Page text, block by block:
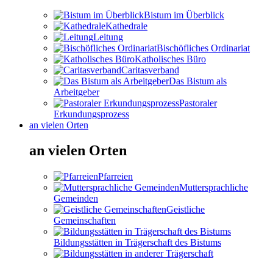
Bistum im Überblick
Kathedrale
Leitung
Bischöfliches Ordinariat
Katholisches Büro
Caritasverband
Das Bistum als
Arbeitgeber
Pastoraler
Erkundungsprozess
an vielen Orten
an vielen Orten
Pfarreien
Muttersprachliche
Gemeinden
Geistliche
Gemeinschaften
Bildungsstätten in Trägerschaft des Bistums